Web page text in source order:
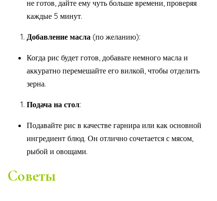
не готов, дайте ему чуть больше времени, проверяя
каждые 5 минут.
Добавление масла (по желанию):
Когда рис будет готов, добавьте немного масла и
аккуратно перемешайте его вилкой, чтобы отделить
зерна.
Подача на стол:
Подавайте рис в качестве гарнира или как основной
ингредиент блюд. Он отлично сочетается с мясом,
рыбой и овощами.
Советы